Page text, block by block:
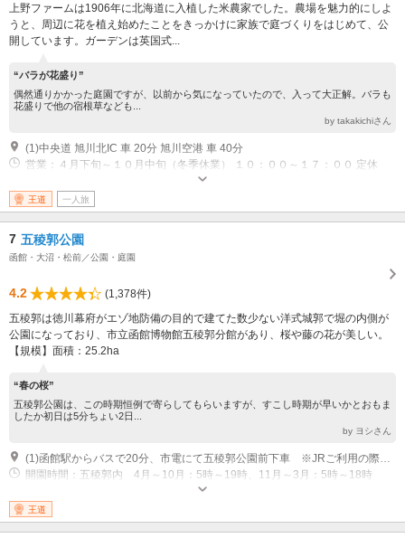
上野ファームは1906年に北海道に入植した米農家でした。農場を魅力的にしよ
うと、周辺に花を植え始めたことをきっかけに家族で庭づくりをはじめて、公
開しています。ガーデンは英国式...
“バラが花盛り”
偶然通りかかった庭園ですが、以前から気になっていたので、入って大正解。バラも
花盛りで他の宿根草なども...
by takakichiさん
(1)中央道 旭川北IC 車 20分 旭川空港 車 40分
営業：４月下旬～１０月中旬（冬季休業） １０：００～１７：００ 定休
王道 一人旅
7 五稜郭公園
函館・大沼・松前／公園・庭園
4.2
(1,378件)
五稜郭は徳川幕府がエゾ地防備の目的で建てた数少ない洋式城郭で堀の内側が
公園になっており、市立函館博物館五稜郭分館があり、桜や藤の花が美しい。
【規模】面積：25.2ha
“春の桜”
五稜郭公園は、この時期恒例で寄らしてもらいますが、すこし時期が早いかとおもま
したか初日は5分ちょい2日...
by ヨシさん
開園時間：五稜郭内 4月～10月：5時～19時、11月～3月：5時～18時
王道